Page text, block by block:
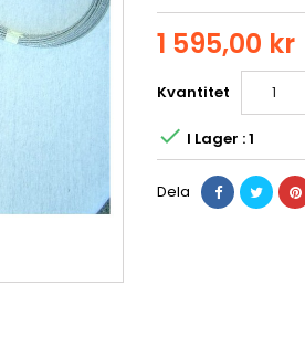
1 595,00 kr
Kvantitet
 I Lager : 1
Dela